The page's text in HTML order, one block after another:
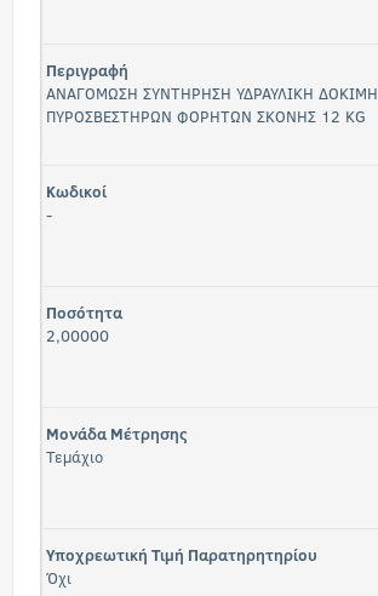
Περιγραφή
ΑΝΑΓΟΜΩΣΗ ΣΥΝΤΗΡΗΣΗ ΥΔΡΑΥΛΙΚΗ ΔΟΚΙΜΗ
ΠΥΡΟΣΒΕΣΤΗΡΩΝ ΦΟΡΗΤΩΝ ΣΚΟΝΗΣ 12 KG
Κωδικοί
-
Ποσότητα
2,00000
Μονάδα Μέτρησης
Τεμάχιο
Υποχρεωτική Τιμή Παρατηρητηρίου
Όχι